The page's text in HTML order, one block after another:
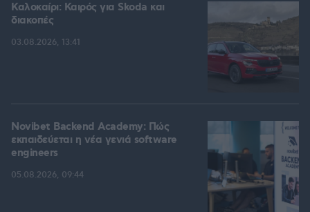
Καλοκαίρι: Καιρός για Skoda και
διακοπές
03.08.2026, 13:41
Novibet Backend Academy: Πώς
εκπαιδεύεται η νέα γενιά software
engineers
05.08.2026, 09:44